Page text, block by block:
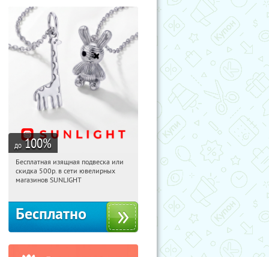
до 100%
11:46:03 Получили:
Россия
Бесплатная изящная подвеска или
скидка 500р. в сети ювелирных
магазинов SUNLIGHT
Бесплатно